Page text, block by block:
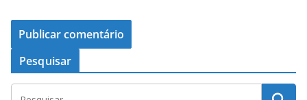
Pesquisar